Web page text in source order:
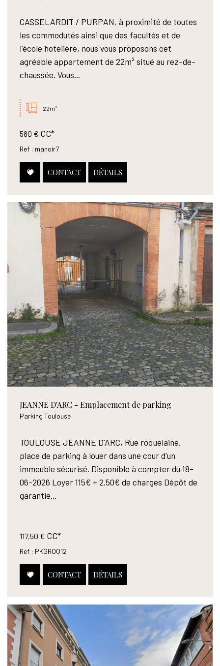
CASSELARDIT / PURPAN, à proximité de toutes
les commodutés ainsi que des facultés et de
l'école hotelière, nous vous proposons cet
agréable appartement de 22m² situé au rez-de-
chaussée. Vous...
22m²
580 € CC*
Ref : manoir7
CONTACT DÉTAILS
JEANNE D'ARC - Emplacement de parking
Parking Toulouse
TOULOUSE JEANNE D'ARC, Rue roquelaine,
place de parking à louer dans une cour d'un
immeuble sécurisé. Disponible à compter du 18-
06-2026 Loyer 115€ + 2.50€ de charges Dépôt de
garantie...
117,50 € CC*
Ref : PKGROQ12
CONTACT DÉTAILS